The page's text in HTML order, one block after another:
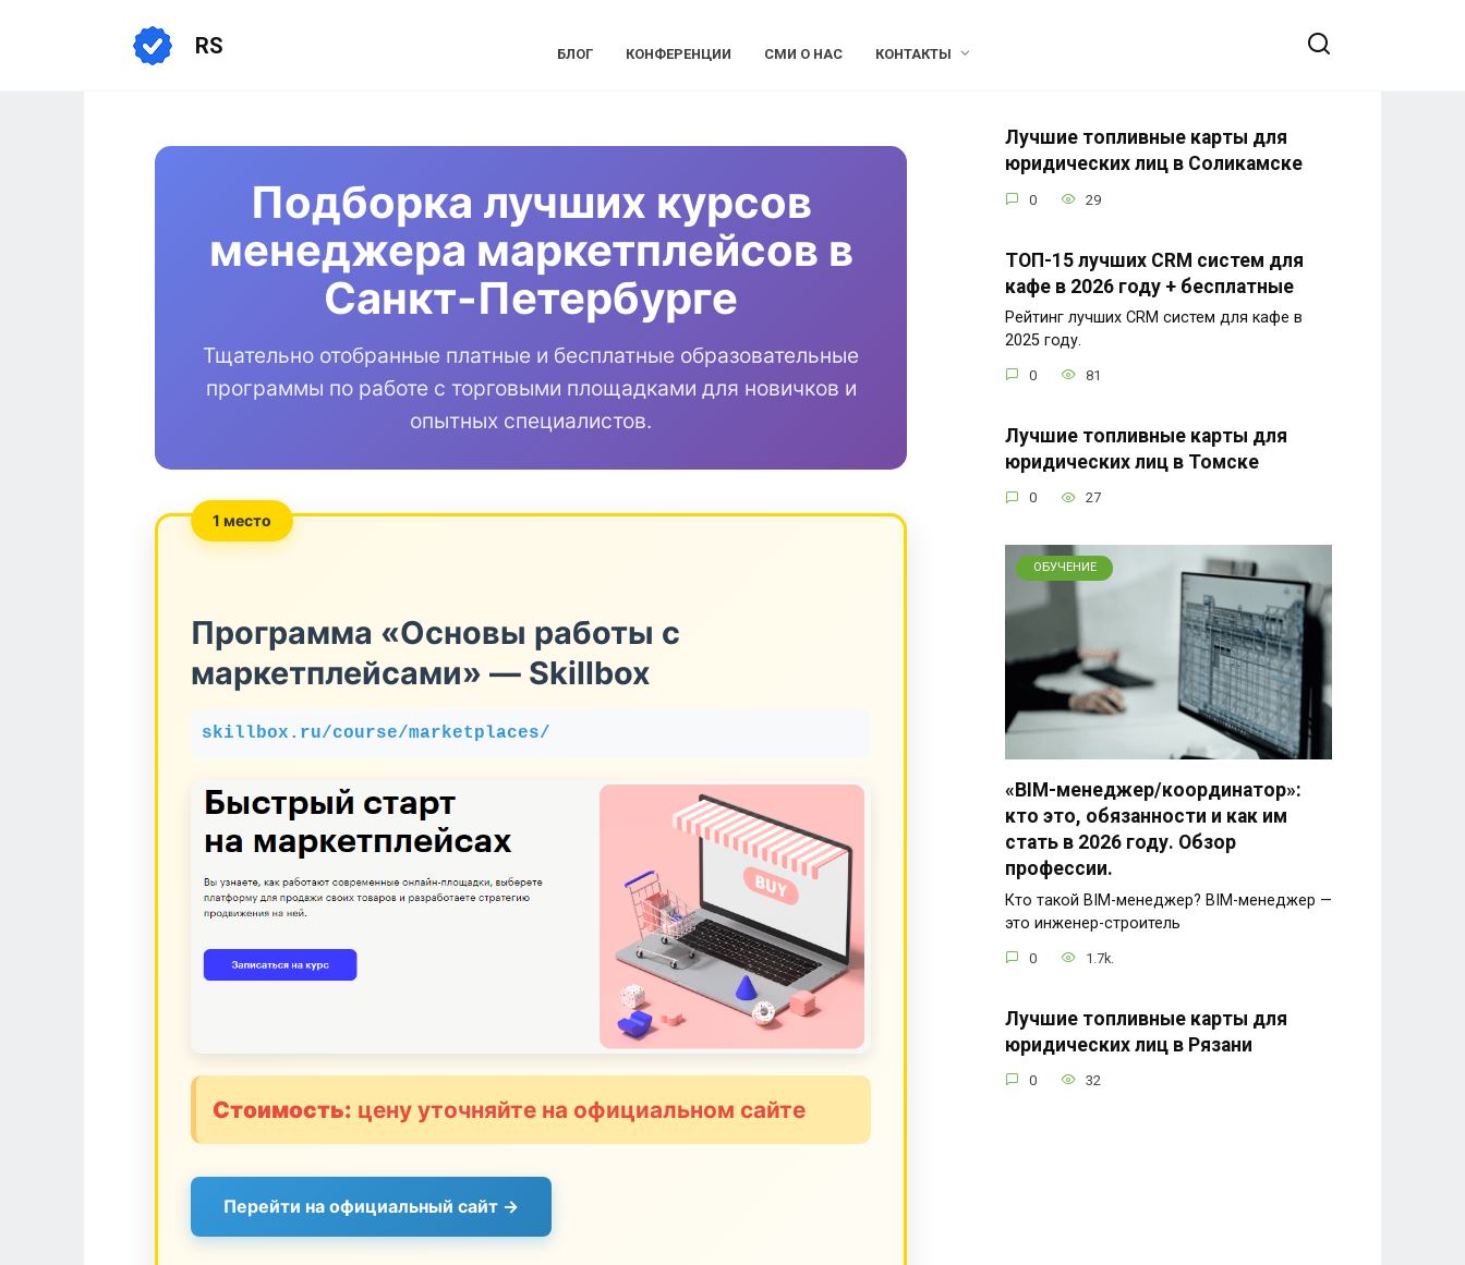
RS БЛОГ КОНФЕРЕНЦИИ СМИ О НАС КОНТАКТЫ
Подборка лучших курсов
менеджера маркетплейсов в
Санкт-Петербурге
Тщательно отобранные платные и бесплатные образовательные
программы по работе с торговыми площадками для новичков и
опытных специалистов.
1 место
Программа «Основы работы с
маркетплейсами» — Skillbox
skillbox.ru/course/marketplaces/
Стоимость: цену уточняйте на официальном сайте
Перейти на официальный сайт →
Лучшие топливные карты для
юридических лиц в Соликамске
0 29
ТОП-15 лучших CRM систем для
кафе в 2026 году + бесплатные
Рейтинг лучших CRM систем для кафе в
2025 году.
0 81
Лучшие топливные карты для
юридических лиц в Томске
0 27
ОБУЧЕНИЕ
«BIM-менеджер/координатор»:
кто это, обязанности и как им
стать в 2026 году. Обзор
профессии.
Кто такой BIM-менеджер? BIM-менеджер —
это инженер-строитель
0 1.7k.
Лучшие топливные карты для
юридических лиц в Рязани
0 32